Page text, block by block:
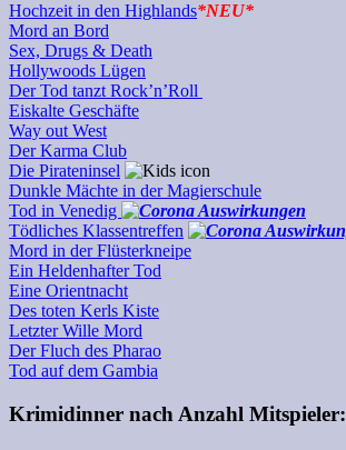
Hochzeit in den Highlands*NEU*
Mord an Bord
Sex, Drugs & Death
Hollywoods Lügen
Der Tod tanzt Rock’n’Roll
Eiskalte Geschäfte
Way out West
Der Karma Club
Die Pirateninsel
Dunkle Mächte in der Magierschule
Tod in Venedig
Tödliches Klassentreffen
Mord in der Flüsterkneipe
Ein Heldenhafter Tod
Eine Orientnacht
Des toten Kerls Kiste
Letzter Wille Mord
Der Fluch des Pharao
Tod auf dem Gambia
Krimidinner nach Anzahl Mitspieler: